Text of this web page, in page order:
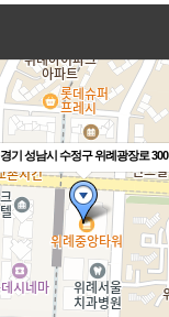
경기 성남시 수정구 위례광장로 300